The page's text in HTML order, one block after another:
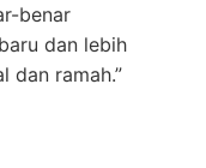
benar
dan lebih
dan ramah.”